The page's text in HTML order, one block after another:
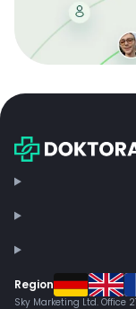
bei jeder
Region
Sky Marketing Ltd. Office